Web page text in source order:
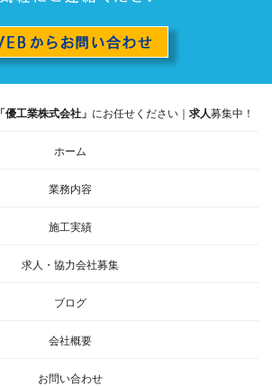
「優工業株式会社」 にお任せください｜ 求人募集中！
ホーム
業務内容
施工実績
求人・協力会社募集
ブログ
会社概要
お問い合わせ